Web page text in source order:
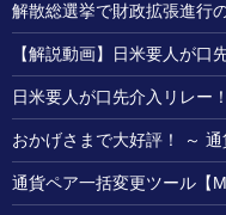
解散総選挙で財政拡張進行
【解説動画】日米要人が口
日米要人が口先介入リレー
おかげさまで大好評！ ～
通貨ペア一括変更ツール【